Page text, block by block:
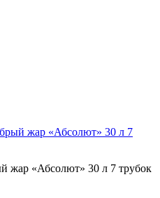
жар «Абсолют» 30 л 7